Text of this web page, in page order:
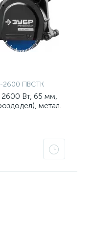
ПВСТК
Вт, 65 мм,
метал.